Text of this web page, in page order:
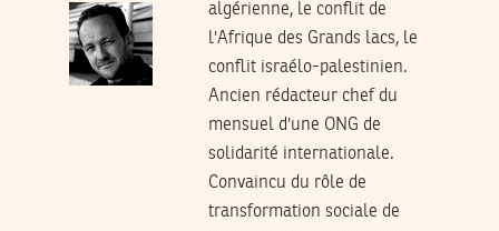
algérienne, le conflit de
l'Afrique des Grands lacs, le
conflit israélo-palestinien.
Ancien rédacteur chef du
mensuel d'une ONG de
solidarité internationale.
Convaincu du rôle de
transformation sociale de